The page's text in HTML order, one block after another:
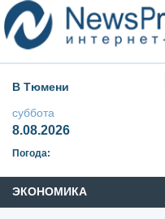
В Тюмени
суббота
8.08.2026
Погода:
ЭКОНОМИКА